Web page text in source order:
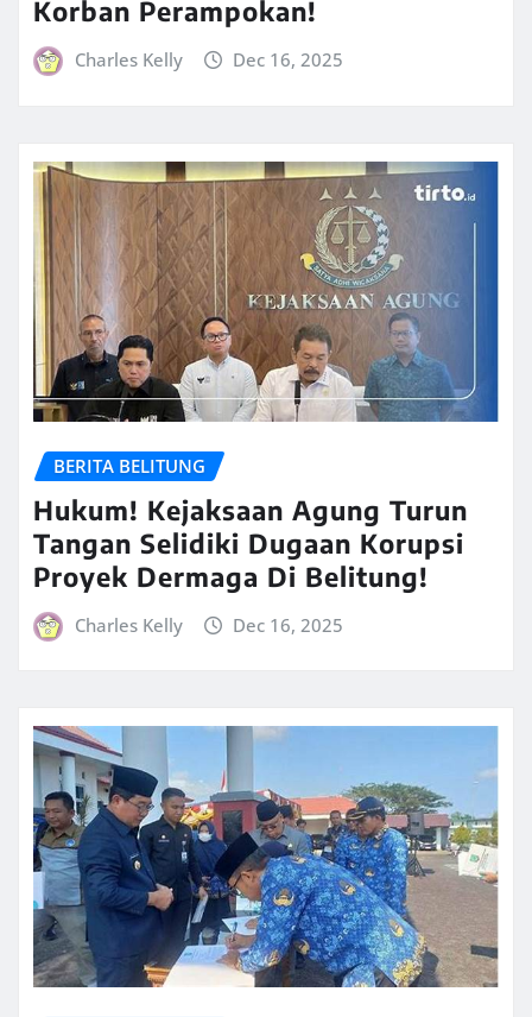
Korban Perampokan!
Charles Kelly Dec 16, 2025
BERITA BELITUNG
Hukum! Kejaksaan Agung Turun
Tangan Selidiki Dugaan Korupsi
Proyek Dermaga Di Belitung!
Charles Kelly Dec 16, 2025